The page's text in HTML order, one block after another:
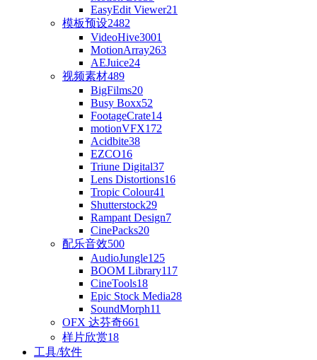
EasyEdit Viewer21
模板预设2482
VideoHive3001
MotionArray263
AEJuice24
视频素材489
BigFilms20
Busy Boxx52
FootageCrate14
motionVFX172
Acidbite38
EZCO16
Triune Digital37
Lens Distortions16
Tropic Colour41
Shutterstock29
Rampant Design7
CinePacks20
配乐音效500
AudioJungle125
BOOM Library117
CineTools18
Epic Stock Media28
SoundMorph11
OFX 达芬奇661
样片欣赏18
工具/软件